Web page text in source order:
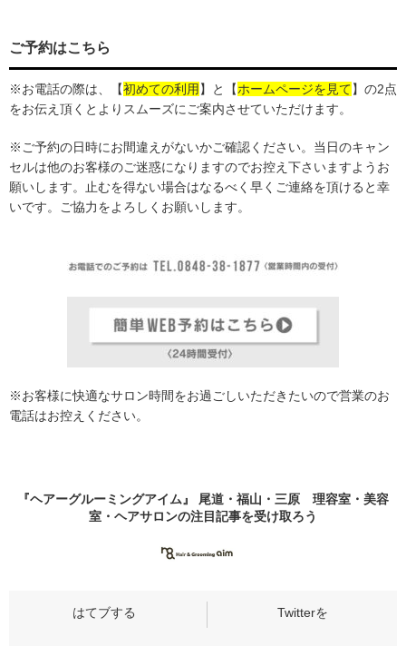
ご予約はこちら
※お電話の際は、 【初めての利用 】 と【ホームページを見て】の2点
をお伝え頂くとよりスムーズにご案内させていただけます。
※ご予約の日時にお間違えがないかご確認ください。当日のキャン
セルは他のお客様のご迷惑になりますのでお控え下さいますようお
願いします。止むを得ない場合はなるべく早くご連絡を頂けると幸
いです。ご協力をよろしくお願いします。
※お客様に快適なサロン時間をお過ごしいただきたいので営業のお
電話はお控えください。
『ヘアーグルーミングアイム』 尾道・福山・三原 理容室・美容
室・ヘアサロンの注目記事を受け取ろう